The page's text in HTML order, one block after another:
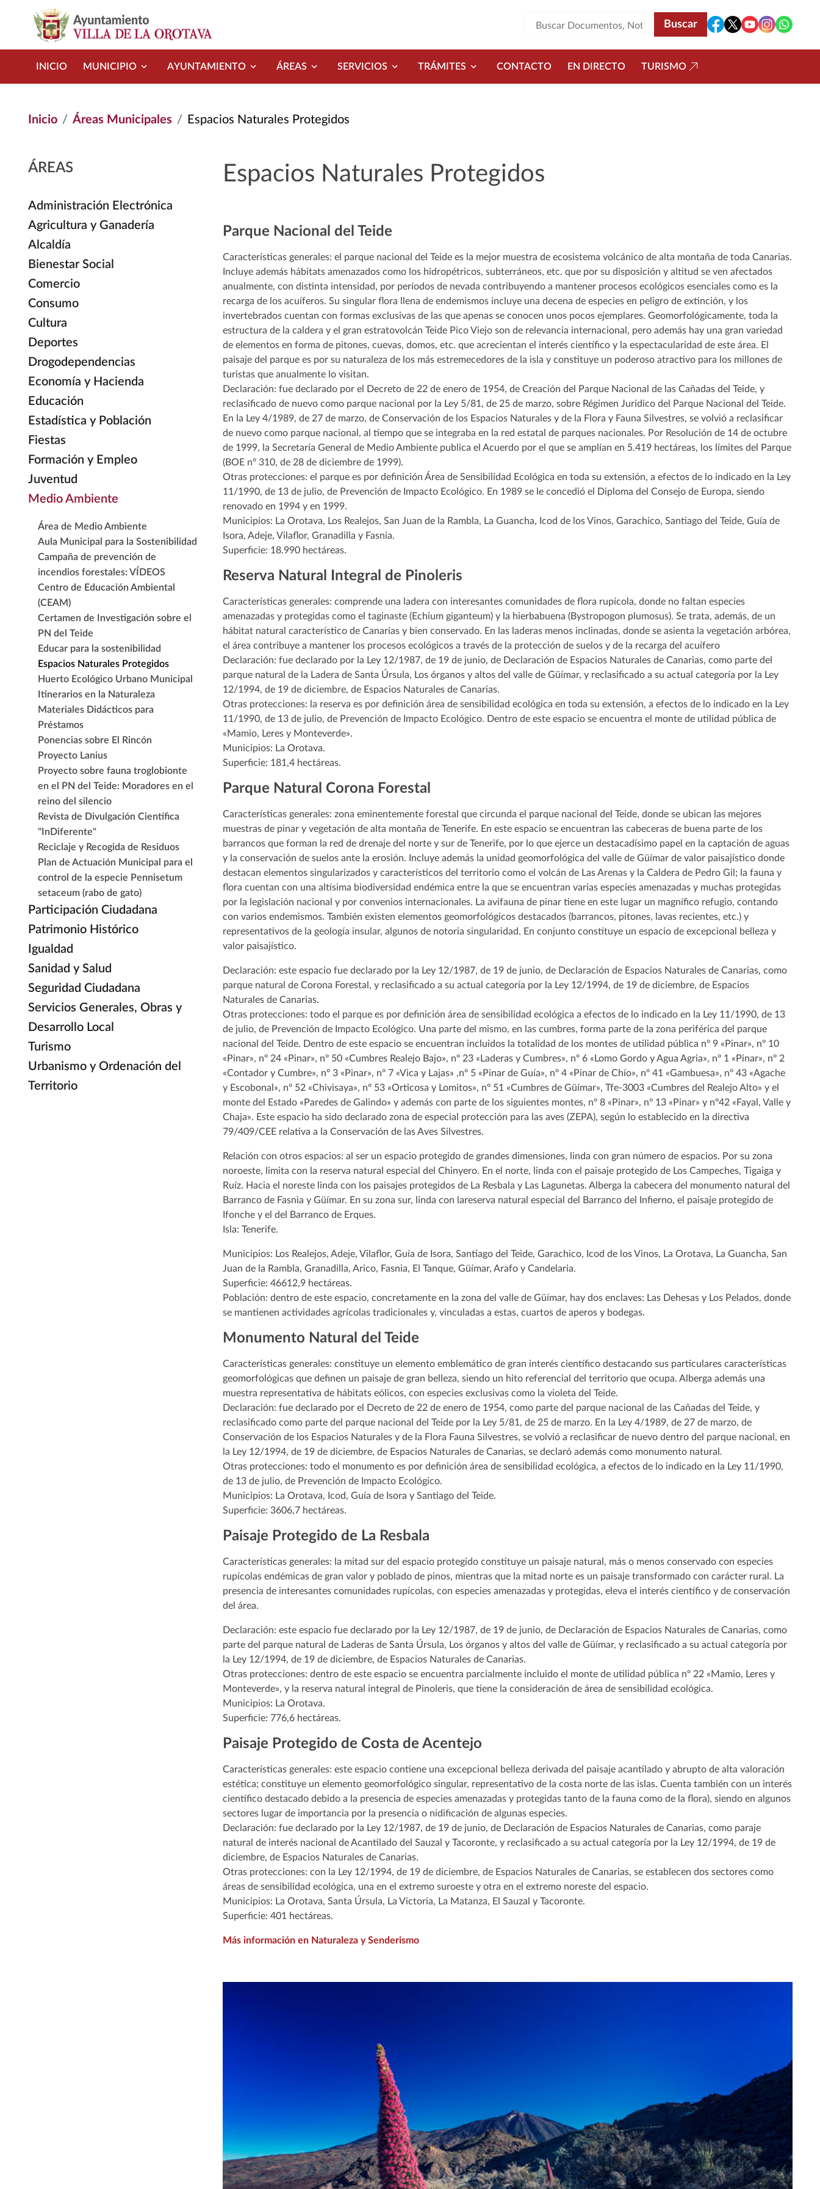
INICIO MUNICIPIO AYUNTAMIENTO ÁREAS SERVICIOS TRÁMITES CONTACTO EN DIRECTO TURISMO
Inicio Áreas Municipales Espacios Naturales Protegidos
ÁREAS
Administración Electrónica
Agricultura y Ganadería
Alcaldía
Bienestar Social
Comercio
Consumo
Cultura
Deportes
Drogodependencias
Economía y Hacienda
Educación
Estadística y Población
Fiestas
Formación y Empleo
Juventud
Medio Ambiente
Área de Medio Ambiente
Aula Municipal para la Sostenibilidad
Campaña de prevención de
incendios forestales: VÍDEOS
Centro de Educación Ambiental
(CEAM)
Certamen de Investigación sobre el
PN del Teide
Educar para la sostenibilidad
Espacios Naturales Protegidos
Huerto Ecológico Urbano Municipal
Itinerarios en la Naturaleza
Materiales Didácticos para
Préstamos
Ponencias sobre El Rincón
Proyecto Lanius
Proyecto sobre fauna troglobionte
en el PN del Teide: Moradores en el
reino del silencio
Revista de Divulgación Científica
"InDiferente"
Reciclaje y Recogida de Residuos
Plan de Actuación Municipal para el
control de la especie Pennisetum
setaceum (rabo de gato)
Participación Ciudadana
Patrimonio Histórico
Igualdad
Sanidad y Salud
Seguridad Ciudadana
Servicios Generales, Obras y
Desarrollo Local
Turismo
Urbanismo y Ordenación del
Territorio
Espacios Naturales Protegidos
Parque Nacional del Teide
Características generales: el parque nacional del Teide es la mejor muestra de ecosistema volcánico de alta montaña de toda Canarias.
Incluye además hábitats amenazados como los hidropétricos, subterráneos, etc. que por su disposición y altitud se ven afectados
anualmente, con distinta intensidad, por períodos de nevada contribuyendo a mantener procesos ecológicos esenciales como es la
recarga de los acuíferos. Su singular flora llena de endemismos incluye una decena de especies en peligro de extinción, y los
invertebrados cuentan con formas exclusivas de las que apenas se conocen unos pocos ejemplares. Geomorfológicamente, toda la
estructura de la caldera y el gran estratovolcán Teide Pico Viejo son de relevancia internacional, pero además hay una gran variedad
de elementos en forma de pitones, cuevas, domos, etc. que acrecientan el interés científico y la espectacularidad de este área. El
paisaje del parque es por su naturaleza de los más estremecedores de la isla y constituye un poderoso atractivo para los millones de
turistas que anualmente lo visitan.
Declaración: fue declarado por el Decreto de 22 de enero de 1954, de Creación del Parque Nacional de las Cañadas del Teide, y
reclasificado de nuevo como parque nacional por la Ley 5/81, de 25 de marzo, sobre Régimen Jurídico del Parque Nacional del Teide.
En la Ley 4/1989, de 27 de marzo, de Conservación de los Espacios Naturales y de la Flora y Fauna Silvestres, se volvió a reclasificar
de nuevo como parque nacional, al tiempo que se integraba en la red estatal de parques nacionales. Por Resolución de 14 de octubre
de 1999, la Secretaría General de Medio Ambiente publica el Acuerdo por el que se amplían en 5.419 hectáreas, los límites del Parque
(BOE nº 310, de 28 de diciembre de 1999).
Otras protecciones: el parque es por definición Área de Sensibilidad Ecológica en toda su extensión, a efectos de lo indicado en la Ley
11/1990, de 13 de julio, de Prevención de Impacto Ecológico. En 1989 se le concedió el Diploma del Consejo de Europa, siendo
renovado en 1994 y en 1999.
Municipios: La Orotava, Los Realejos, San Juan de la Rambla, La Guancha, Icod de los Vinos, Garachico, Santiago del Teide, Guía de
Isora, Adeje, Vilaflor, Granadilla y Fasnia.
Superficie: 18.990 hectáreas.
Reserva Natural Integral de Pinoleris
Características generales: comprende una ladera con interesantes comunidades de flora rupícola, donde no faltan especies
amenazadas y protegidas como el taginaste (Echium giganteum) y la hierbabuena (Bystropogon plumosus). Se trata, además, de un
hábitat natural característico de Canarias y bien conservado. En las laderas menos inclinadas, donde se asienta la vegetación arbórea,
el área contribuye a mantener los procesos ecológicos a través de la protección de suelos y de la recarga del acuífero
Declaración: fue declarado por la Ley 12/1987, de 19 de junio, de Declaración de Espacios Naturales de Canarias, como parte del
parque natural de la Ladera de Santa Úrsula, Los órganos y altos del valle de Güímar, y reclasificado a su actual categoría por la Ley
12/1994, de 19 de diciembre, de Espacios Naturales de Canarias.
Otras protecciones: la reserva es por definición área de sensibilidad ecológica en toda su extensión, a efectos de lo indicado en la Ley
11/1990, de 13 de julio, de Prevención de Impacto Ecológico. Dentro de este espacio se encuentra el monte de utilidad pública de
«Mamio, Leres y Monteverde».
Municipios: La Orotava.
Superficie: 181,4 hectáreas.
Parque Natural Corona Forestal
Características generales: zona eminentemente forestal que circunda el parque nacional del Teide, donde se ubican las mejores
muestras de pinar y vegetación de alta montaña de Tenerife. En este espacio se encuentran las cabeceras de buena parte de los
barrancos que forman la red de drenaje del norte y sur de Tenerife, por lo que ejerce un destacadísimo papel en la captación de aguas
y la conservación de suelos ante la erosión. Incluye además la unidad geomorfológica del valle de Güímar de valor paisajístico donde
destacan elementos singularizados y característicos del territorio como el volcán de Las Arenas y la Caldera de Pedro Gil; la fauna y
flora cuentan con una altísima biodiversidad endémica entre la que se encuentran varias especies amenazadas y muchas protegidas
por la legislación nacional y por convenios internacionales. La avifauna de pinar tiene en este lugar un magnífico refugio, contando
con varios endemismos. También existen elementos geomorfológicos destacados (barrancos, pitones, lavas recientes, etc.) y
representativos de la geología insular, algunos de notoria singularidad. En conjunto constituye un espacio de excepcional belleza y
valor paisajístico.
Declaración: este espacio fue declarado por la Ley 12/1987, de 19 de junio, de Declaración de Espacios Naturales de Canarias, como
parque natural de Corona Forestal, y reclasificado a su actual categoría por la Ley 12/1994, de 19 de diciembre, de Espacios
Naturales de Canarias.
Otras protecciones: todo el parque es por definición área de sensibilidad ecológica a efectos de lo indicado en la Ley 11/1990, de 13
de julio, de Prevención de Impacto Ecológico. Una parte del mismo, en las cumbres, forma parte de la zona periférica del parque
nacional del Teide. Dentro de este espacio se encuentran incluidos la totalidad de los montes de utilidad pública nº 9 «Pinar», nº 10
«Pinar», nº 24 «Pinar», nº 50 «Cumbres Realejo Bajo», nº 23 «Laderas y Cumbres», nº 6 «Lomo Gordo y Agua Agria», nº 1 «Pinar», nº 2
«Contador y Cumbre», nº 3 «Pinar», nº 7 «Vica y Lajas» ,nº 5 «Pinar de Guía», nº 4 «Pinar de Chío», nº 41 «Gambuesa», nº 43 «Agache
y Escobonal», nº 52 «Chivisaya», nº 53 «Orticosa y Lomitos», nº 51 «Cumbres de Güímar», Tfe-3003 «Cumbres del Realejo Alto» y el
monte del Estado «Paredes de Galindo» y además con parte de los siguientes montes, nº 8 «Pinar», nº 13 «Pinar» y nº42 «Fayal, Valle y
Chaja». Este espacio ha sido declarado zona de especial protección para las aves (ZEPA), según lo establecido en la directiva
79/409/CEE relativa a la Conservación de las Aves Silvestres.
Relación con otros espacios: al ser un espacio protegido de grandes dimensiones, linda con gran número de espacios. Por su zona
noroeste, limita con la reserva natural especial del Chinyero. En el norte, linda con el paisaje protegido de Los Campeches, Tigaiga y
Ruíz. Hacia el noreste linda con los paisajes protegidos de La Resbala y Las Lagunetas. Alberga la cabecera del monumento natural del
Barranco de Fasnia y Güímar. En su zona sur, linda con lareserva natural especial del Barranco del Infierno, el paisaje protegido de
Ifonche y el del Barranco de Erques.
Isla: Tenerife.
Municipios: Los Realejos, Adeje, Vilaflor, Guía de Isora, Santiago del Teide, Garachico, Icod de los Vinos, La Orotava, La Guancha, San
Juan de la Rambla, Granadilla, Arico, Fasnia, El Tanque, Güímar, Arafo y Candelaria.
Superficie: 46612,9 hectáreas.
Población: dentro de este espacio, concretamente en la zona del valle de Güímar, hay dos enclaves: Las Dehesas y Los Pelados, donde
se mantienen actividades agrícolas tradicionales y, vinculadas a estas, cuartos de aperos y bodegas.
Monumento Natural del Teide
Características generales: constituye un elemento emblemático de gran interés científico destacando sus particulares características
geomorfológicas que definen un paisaje de gran belleza, siendo un hito referencial del territorio que ocupa. Alberga además una
muestra representativa de hábitats eólicos, con especies exclusivas como la violeta del Teide.
Declaración: fue declarado por el Decreto de 22 de enero de 1954, como parte del parque nacional de las Cañadas del Teide, y
reclasificado como parte del parque nacional del Teide por la Ley 5/81, de 25 de marzo. En la Ley 4/1989, de 27 de marzo, de
Conservación de los Espacios Naturales y de la Flora Fauna Silvestres, se volvió a reclasificar de nuevo dentro del parque nacional, en
la Ley 12/1994, de 19 de diciembre, de Espacios Naturales de Canarias, se declaró además como monumento natural.
Otras protecciones: todo el monumento es por definición área de sensibilidad ecológica, a efectos de lo indicado en la Ley 11/1990,
de 13 de julio, de Prevención de Impacto Ecológico.
Municipios: La Orotava, Icod, Guía de Isora y Santiago del Teide.
Superficie: 3606,7 hectáreas.
Paisaje Protegido de La Resbala
Características generales: la mitad sur del espacio protegido constituye un paisaje natural, más o menos conservado con especies
rupícolas endémicas de gran valor y poblado de pinos, mientras que la mitad norte es un paisaje transformado con carácter rural. La
presencia de interesantes comunidades rupícolas, con especies amenazadas y protegidas, eleva el interés científico y de conservación
del área.
Declaración: este espacio fue declarado por la Ley 12/1987, de 19 de junio, de Declaración de Espacios Naturales de Canarias, como
parte del parque natural de Laderas de Santa Úrsula, Los órganos y altos del valle de Güímar, y reclasificado a su actual categoría por
la Ley 12/1994, de 19 de diciembre, de Espacios Naturales de Canarias.
Otras protecciones: dentro de este espacio se encuentra parcialmente incluido el monte de utilidad pública nº 22 «Mamio, Leres y
Monteverde», y la reserva natural integral de Pinoleris, que tiene la consideración de área de sensibilidad ecológica.
Municipios: La Orotava.
Superficie: 776,6 hectáreas.
Paisaje Protegido de Costa de Acentejo
Características generales: este espacio contiene una excepcional belleza derivada del paisaje acantilado y abrupto de alta valoración
estética; constituye un elemento geomorfológico singular, representativo de la costa norte de las islas. Cuenta también con un interés
científico destacado debido a la presencia de especies amenazadas y protegidas tanto de la fauna como de la flora), siendo en algunos
sectores lugar de importancia por la presencia o nidificación de algunas especies.
Declaración: fue declarado por la Ley 12/1987, de 19 de junio, de Declaración de Espacios Naturales de Canarias, como paraje
natural de interés nacional de Acantilado del Sauzal y Tacoronte, y reclasificado a su actual categoría por la Ley 12/1994, de 19 de
diciembre, de Espacios Naturales de Canarias.
Otras protecciones: con la Ley 12/1994, de 19 de diciembre, de Espacios Naturales de Canarias, se establecen dos sectores como
áreas de sensibilidad ecológica, una en el extremo suroeste y otra en el extremo noreste del espacio.
Municipios: La Orotava, Santa Úrsula, La Victoria, La Matanza, El Sauzal y Tacoronte.
Superficie: 401 hectáreas.
Más información en Naturaleza y Senderismo